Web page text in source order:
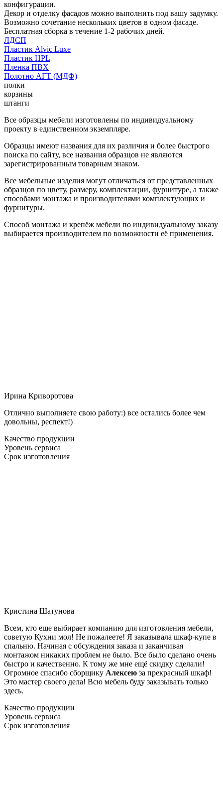
конфигурации.
Декор и отделку фасадов можно выполнить под вашу задумку.
Возможно сочетание нескольких цветов в одном фасаде.
Бесплатная сборка в течение 1-2 рабочих дней.
ЛДСП
Пластик Alvic Luxe
Пластик HPL
Пленка ПВХ
Полотно АГТ (МДФ)
полки
корзины
штанги
Все образцы мебели изготовлены по индивидуальному
проекту в единственном экземпляре.
Образцы имеют названия для их различия и более быстрого
поиска по сайту, все названия образцов не являются
зарегистрированным товарным знаком.
Все мебельные изделия могут отличаться от представленных
образцов по цвету, размеру, комплектации, фурнитуре, а также
способами монтажа и производителями комплектующих и
фурнитуры.
Способ монтажа и крепёж мебели по индивидуальному заказу
выбирается производителем по возможности её применения.
Ирина Криворотова
Отлично выполняете свою работу:) все остались более чем
довольны, респект!)
Качество продукции
Уровень сервиса
Срок изготовления
Кристина Шатунова
Всем, кто еще выбирает компанию для изготовления мебели,
советую Кухни мол! Не пожалеете! Я заказывала шкаф-купе в
спальню. Начиная с обсуждения заказа и заканчивая
монтажом никаких проблем не было. Все было сделано очень
быстро и качественно. К тому же мне ещё скидку сделали!
Огромное спасибо сборщику Алексею за прекрасный шкаф!
Это мастер своего дела! Всю мебель буду заказывать только
здесь.
Качество продукции
Уровень сервиса
Срок изготовления